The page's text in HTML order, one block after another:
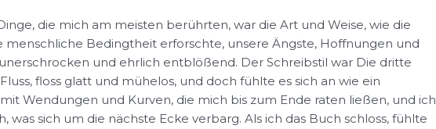
die mich am meisten berührten, war die Art und Weise, wie die
menschliche Bedingtheit erforschte, unsere Ängste, Hoffnungen und
und ehrlich entblößend. Der Schreibstil war Die dritte
floss glatt und mühelos, und doch fühlte es sich an wie ein
Wendungen und Kurven, die mich bis zum Ende raten ließen, und ich
was sich um die nächste Ecke verbarg. Als ich das Buch schloss, fühlte